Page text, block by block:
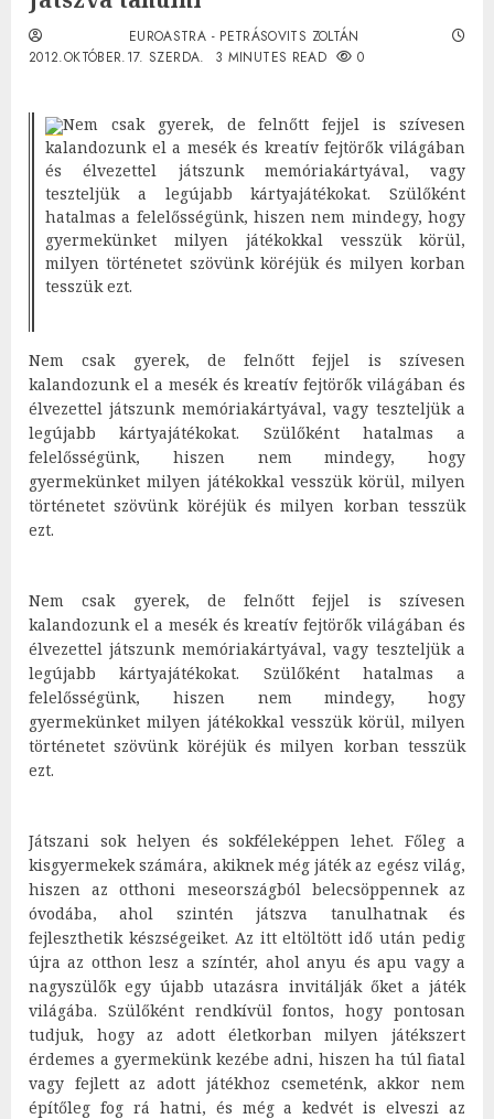
EUROASTRA - PETRÁSOVITS ZOLTÁN
2012.OKTÓBER.17. SZERDA.
3 MINUTES READ 0
Nem csak gyerek, de felnőtt fejjel is szívesen
kalandozunk el a mesék és kreatív fejtörők világában
és élvezettel játszunk memóriakártyával, vagy
teszteljük a legújabb kártyajátékokat. Szülőként
hatalmas a felelősségünk, hiszen nem mindegy, hogy
gyermekünket milyen játékokkal vesszük körül,
milyen történetet szövünk köréjük és milyen korban
tesszük ezt.
Nem csak gyerek, de felnőtt fejjel is szívesen
kalandozunk el a mesék és kreatív fejtörők világában és
élvezettel játszunk memóriakártyával, vagy teszteljük a
legújabb kártyajátékokat. Szülőként hatalmas a
felelősségünk, hiszen nem mindegy, hogy
gyermekünket milyen játékokkal vesszük körül, milyen
történetet szövünk köréjük és milyen korban tesszük
ezt.
Nem csak gyerek, de felnőtt fejjel is szívesen
kalandozunk el a mesék és kreatív fejtörők világában és
élvezettel játszunk memóriakártyával, vagy teszteljük a
legújabb kártyajátékokat. Szülőként hatalmas a
felelősségünk, hiszen nem mindegy, hogy
gyermekünket milyen játékokkal vesszük körül, milyen
történetet szövünk köréjük és milyen korban tesszük
ezt.
Játszani sok helyen és sokféleképpen lehet. Főleg a
kisgyermekek számára, akiknek még játék az egész világ,
hiszen az otthoni meseországból belecsöppennek az
óvodába, ahol szintén játszva tanulhatnak és
fejleszthetik készségeiket. Az itt eltöltött idő után pedig
újra az otthon lesz a színtér, ahol anyu és apu vagy a
nagyszülők egy újabb utazásra invitálják őket a játék
világába. Szülőként rendkívül fontos, hogy pontosan
tudjuk, hogy az adott életkorban milyen játékszert
érdemes a gyermekünk kezébe adni, hiszen ha túl fiatal
vagy fejlett az adott játékhoz csemeténk, akkor nem
építőleg fog rá hatni, és még a kedvét is elveszi az